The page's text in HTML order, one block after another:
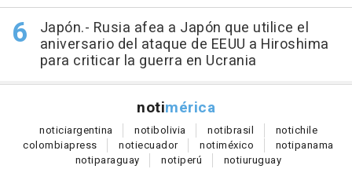
Japón.- Rusia afea a Japón que utilice el
aniversario del ataque de EEUU a Hiroshima
para criticar la guerra en Ucrania
notimérica
noticiargentina notibolivia notibrasil notichile
colombiapress notiecuador notiméxico notipanama
notiparaguay notiperú notiuruguay